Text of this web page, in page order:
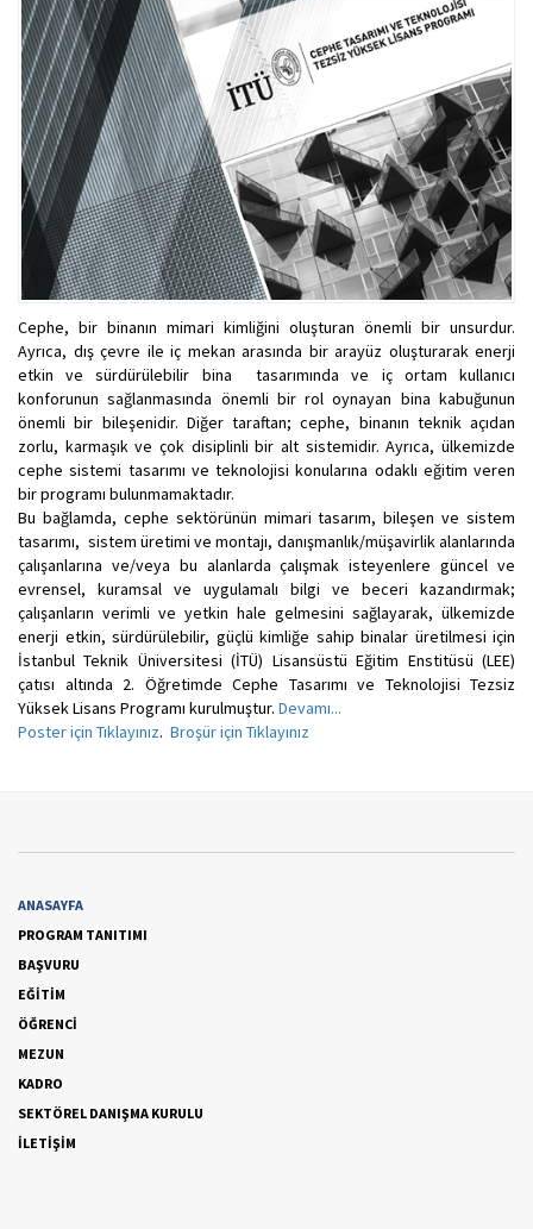
Cephe, bir binanın mimari kimliğini oluşturan önemli bir unsurdur.
Ayrıca, dış çevre ile iç mekan arasında bir arayüz oluşturarak enerji
etkin ve sürdürülebilir bina tasarımında ve iç ortam kullanıcı
konforunun sağlanmasında önemli bir rol oynayan bina kabuğunun
önemli bir bileşenidir. Diğer taraftan; cephe, binanın teknik açıdan
zorlu, karmaşık ve çok disiplinli bir alt sistemidir. Ayrıca, ülkemizde
cephe sistemi tasarımı ve teknolojisi konularına odaklı eğitim veren
bir programı bulunmamaktadır.
Bu bağlamda, cephe sektörünün mimari tasarım, bileşen ve sistem
tasarımı, sistem üretimi ve montajı, danışmanlık/müşavirlik alanlarında
çalışanlarına ve/veya bu alanlarda çalışmak isteyenlere güncel ve
evrensel, kuramsal ve uygulamalı bilgi ve beceri kazandırmak;
çalışanların verimli ve yetkin hale gelmesini sağlayarak, ülkemizde
enerji etkin, sürdürülebilir, güçlü kimliğe sahip binalar üretilmesi için
İstanbul Teknik Üniversitesi (İTÜ) Lisansüstü Eğitim Enstitüsü (LEE)
çatısı altında 2. Öğretimde Cephe Tasarımı ve Teknolojisi Tezsiz
Yüksek Lisans Programı kurulmuştur. Devamı...
Poster için Tıklayınız. Broşür için Tıklayınız
ANASAYFA
PROGRAM TANITIMI
BAŞVURU
EĞİTİM
ÖĞRENCİ
MEZUN
KADRO
SEKTÖREL DANIŞMA KURULU
İLETİŞİM